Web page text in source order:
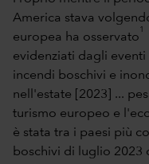
America stava
europea ha osservato
1
evidenziati dagli
incendi boschivi e
nell'estate [2023] ...
turismo europeo e
è stata tra i paesi più
boschivi di luglio 2023